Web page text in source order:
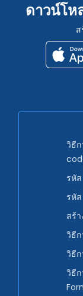
ดาวน์โห
วิธี
รหัส
รหั
สร้
วิธี
วิธี
วิธี